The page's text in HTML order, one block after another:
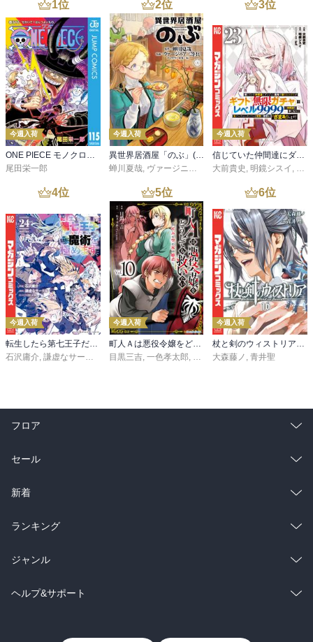
1位
今週入荷
ONE PIECE モノクロ版 115
尾田栄一郎
2位
今週入荷
異世界居酒屋「のぶ」(22)
蝉川夏哉, ヴァージニア二等兵 ,転
3位
今週入荷
信じていた仲間達にダンジョン奥地で殺されかけたがギフト『無限ガチャ』でレベル９９９９の仲間達を手に入れて元パーティーメンバーと世界に復讐＆『ざまぁ！』します！（２３）
大前貴史 , 明鏡シスイ , ｔ
4位
今週入荷
転生したら第七王子だったので、気ままに魔術を極めます（２４）
石沢庸介, 謙虚なサークル メル。
5位
今週入荷
町人Ａは悪役令嬢をどうしても救いたい ～どぶと空と氷の姫君～１０【電子書店共通特典イラスト付】
目黒三吉, 一色孝太郎, Parum
6位
今週入荷
杖と剣のウィストリア（１６）
大森藤ノ , 青井聖
フロア
総合
ラノベ
雑誌・グラビア
BL・TL
セール
総合
ラノベ
雑誌・グラビア
BL・TL
新着
総合
ラノベ
雑誌・グラビア
ランキング
総合
ラノベ
ジャンル
コミック
ヘルプ&サポート